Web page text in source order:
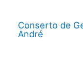
Conserto de
André